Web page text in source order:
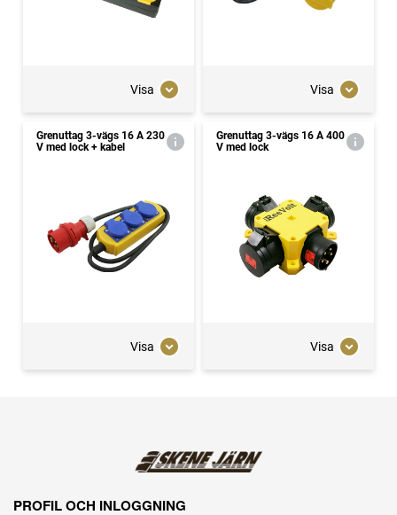
Visa Visa
Grenuttag 3-vägs 16 A 230
V med lock + kabel
Visa
Grenuttag 3-vägs 16 A 400
V med lock
Visa
PROFIL OCH INLOGGNING